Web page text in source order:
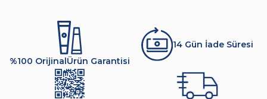
%100 OrijinalÜrün Garantisi
14 Gün İade Süresi